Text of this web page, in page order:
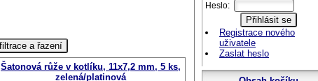
Šatonová růže v kotlíku, 11x7,2 mm, 5 ks,
zelená/platinová
Heslo:
Registrace nového
uživatele
Zaslat heslo